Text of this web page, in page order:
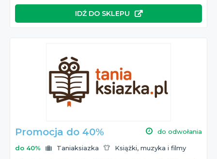
IDŹ DO SKLEPU
Promocja do 40% do odwołania
do 40% Taniaksiazka Książki, muzyka i filmy